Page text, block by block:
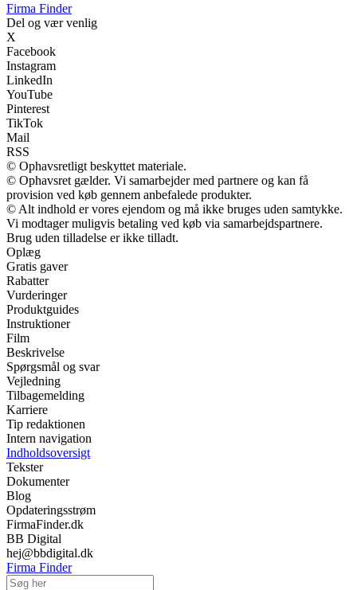
Firma Finder
Del og vær venlig
X
Facebook
Instagram
LinkedIn
YouTube
Pinterest
TikTok
Mail
RSS
© Ophavsretligt beskyttet materiale.
© Ophavsret gælder. Vi samarbejder med partnere og kan få
provision ved køb gennem anbefalede produkter.
© Alt indhold er vores ejendom og må ikke bruges uden samtykke.
Vi modtager muligvis betaling ved køb via samarbejdspartnere.
Brug uden tilladelse er ikke tilladt.
Oplæg
Gratis gaver
Rabatter
Vurderinger
Produktguides
Instruktioner
Film
Beskrivelse
Spørgsmål og svar
Vejledning
Tilbagemelding
Karriere
Tip redaktionen
Intern navigation
Indholdsoversigt
Tekster
Dokumenter
Blog
Opdateringsstrøm
FirmaFinder.dk
BB Digital
hej@bbdigital.dk
Firma Finder